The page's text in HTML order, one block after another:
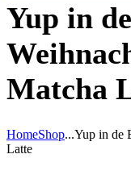
Yup in
Matcha
HomeShop...Yup in de
Latte